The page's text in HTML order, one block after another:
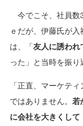
今でこそ、社員数
ｅだが、伊藤氏が
は、「友人に誘われ
った」と当時を振り
「正直、マーケテ
ではありません。 若
に会社を大きくし